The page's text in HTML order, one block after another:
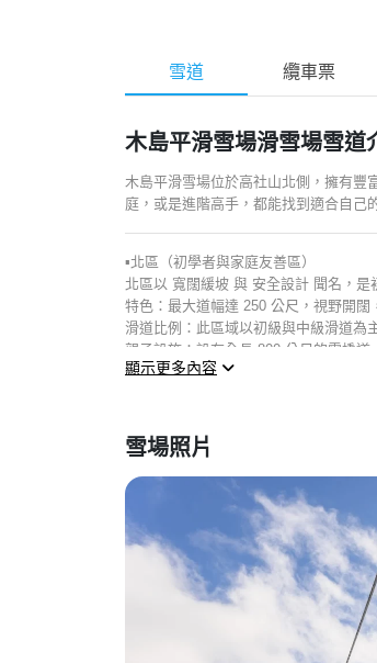
攻略
[ 2024-
雪道 纜車票
木島平滑雪場滑雪場雪道
木島平滑雪場位於高社山北側，擁有豐
庭，或是進階高手，都能找到適合自己
▪️北區（初學者與家庭友善區）
北區以 寬闊緩坡 與 安全設計 聞名，是
特色 ：最大道幅達 250 公尺，視野開
滑道比例 ：此區域以初級與中級滑道為
親子設施 ：設有全長 800 公尺的雪橇
中級雪道：坡度適中、線路設計流暢，
最長滑道：從山頂一路下滑，最長可達
多樣路線
：結合初級、中級與部分高級
▪️南區（高級挑戰區）
南區聚集了木島平最具挑戰性的雪道，
極限斜坡 46°：日本經典級陡坡之一，
：可體驗野雪與樹林滑行的冒
：部分雪道於冬季開放夜滑，
顯示更多內容
雪場照片